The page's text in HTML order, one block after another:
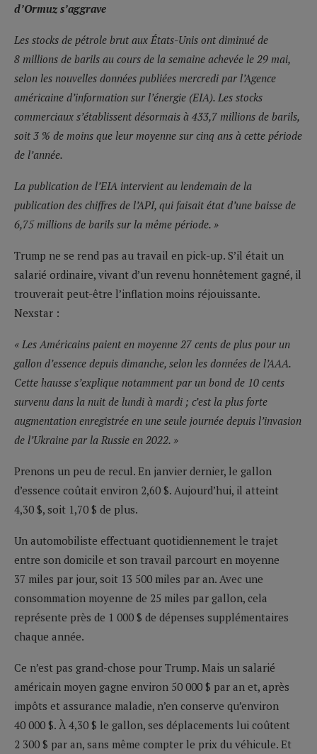
d’Ormuz s’aggrave
Les stocks de pétrole brut aux États-Unis ont diminué de
8 millions de barils au cours de la semaine achevée le 29 mai,
selon les nouvelles données publiées mercredi par l’Agence
américaine d’information sur l’énergie (EIA). Les stocks
commerciaux s’établissent désormais à 433,7 millions de barils,
soit 3 % de moins que leur moyenne sur cinq ans à cette période
de l’année.
La publication de l’EIA intervient au lendemain de la
publication des chiffres de l’API, qui faisait état d’une baisse de
6,75 millions de barils sur la même période. »
Trump ne se rend pas au travail en pick-up. S’il était un
salarié ordinaire, vivant d’un revenu honnêtement gagné, il
trouverait peut-être l’inflation moins réjouissante.
Nexstar :
« Les Américains paient en moyenne 27 cents de plus pour un
gallon d’essence depuis dimanche, selon les données de l’AAA.
Cette hausse s’explique notamment par un bond de 10 cents
survenu dans la nuit de lundi à mardi ; c’est la plus forte
augmentation enregistrée en une seule journée depuis l’invasion
de l’Ukraine par la Russie en 2022. »
Prenons un peu de recul. En janvier dernier, le gallon
d’essence coûtait environ 2,60 $. Aujourd’hui, il atteint
4,30 $, soit 1,70 $ de plus.
Un automobiliste effectuant quotidiennement le trajet
entre son domicile et son travail parcourt en moyenne
37 miles par jour, soit 13 500 miles par an. Avec une
consommation moyenne de 25 miles par gallon, cela
représente près de 1 000 $ de dépenses supplémentaires
chaque année.
Ce n’est pas grand-chose pour Trump. Mais un salarié
américain moyen gagne environ 50 000 $ par an et, après
impôts et assurance maladie, n’en conserve qu’environ
40 000 $. À 4,30 $ le gallon, ses déplacements lui coûtent
2 300 $ par an, sans même compter le prix du véhicule. Et